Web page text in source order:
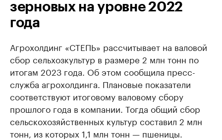
зерновых на уровне 2022
года
Агрохолдинг «СТЕПЬ» рассчитывает на валовой
сбор сельхозкультур в размере 2 млн тонн по
итогам 2023 года. Об этом сообщила пресс-
служба агрохолдинга. Плановые показатели
соответствуют итоговому валовому сбору
прошлого года в компании. Тогда общий сбор
сельскохозяйственных культур составил 2 млн
тонн, из которых 1,1 млн тонн — пшеницы.